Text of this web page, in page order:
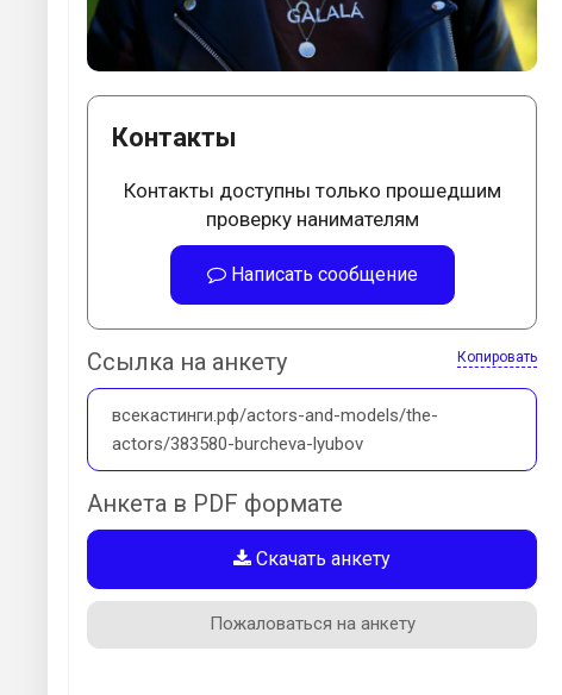
Контакты
Контакты доступны только прошедшим
проверку нанимателям
Написать сообщение
Ссылка на анкету Копировать
всекастинги.рф/actors-and-models/the-
actors/383580-burcheva-lyubov
Анкета в PDF формате
Скачать анкету
Пожаловаться на анкету